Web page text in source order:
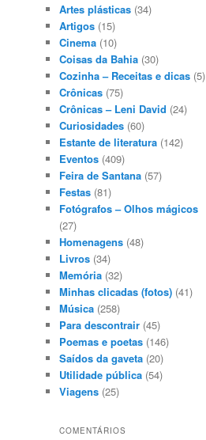
Artes plásticas (34)
Artigos (15)
Cinema (10)
Coisas da Bahia (30)
Cozinha – Receitas e dicas (5)
Crônicas (75)
Crônicas – Leni David (24)
Curiosidades (60)
Estante de literatura (142)
Eventos (409)
Feira de Santana (57)
Festas (81)
Fotógrafos – Olhos mágicos
(27)
Homenagens (48)
Livros (34)
Memória (32)
Minhas clicadas (fotos) (41)
Música (258)
Para descontrair (45)
Poemas e poetas (146)
Saídos da gaveta (20)
Utilidade pública (54)
Viagens (25)
COMENTÁRIOS